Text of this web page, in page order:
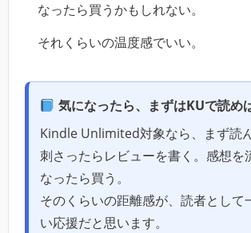
なったら買うかもしれない。
それくらいの温度感でいい。
気になったら、まずはKUで読め
Kindle Unlimited対象なら、まず読ん
刺さったらレビューを書く。感想を
なったら買う。
そのくらいの距離感が、読者として
い応援だと思います。